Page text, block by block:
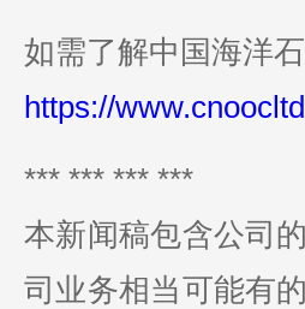
如需了解中国海洋
https://
*** *** *** ***
本新闻稿包含公司
司业务相当可能有